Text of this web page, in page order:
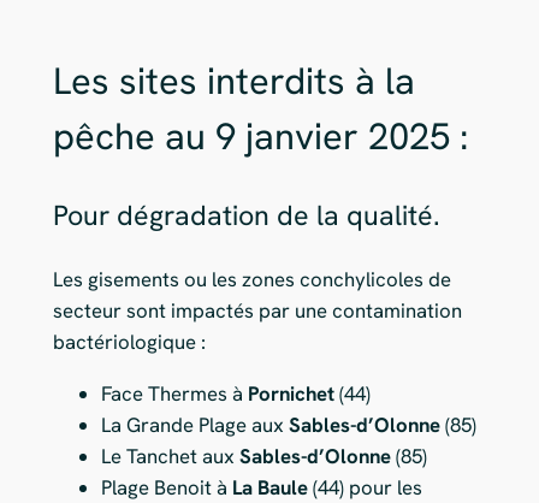
Les sites interdits à la
pêche au 9 janvier 2025 :
Pour dégradation de la qualité.
Les gisements ou les zones conchylicoles de
secteur sont impactés par une contamination
bactériologique :
Face Thermes à Pornichet(44)
La Grande Plage aux Sables-d’Olonne(85)
Le Tanchet aux Sables-d’Olonne(85)
Plage Benoit à La Baule(44) pour les